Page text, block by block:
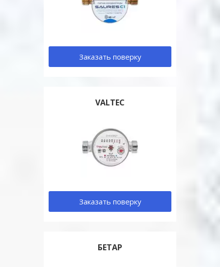
Заказать поверку
VALTEC
Заказать поверку
БЕТАР